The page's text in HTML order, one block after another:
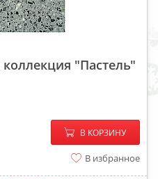
"Пастель"
− +
В КОРЗИНУ
В избранное